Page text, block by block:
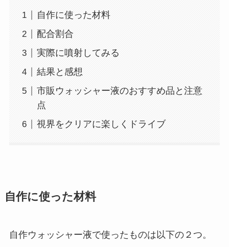
自作に使った材料
配合割合
実際に噴射してみる
結果と感想
市販ウォッシャー液のおすすめ品と注意
点
視界をクリアに楽しくドライブ
自作に使った材料
自作ウォッシャー液で使ったものは以下の２つ。